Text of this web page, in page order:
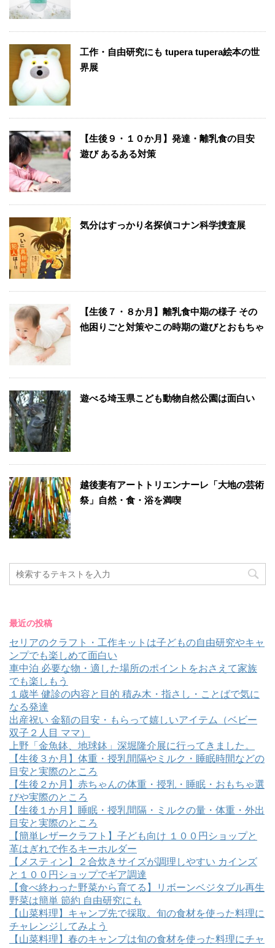
工作・自由研究にも tupera tupera絵本の世
界展
【生後９・１０か月】発達・離乳食の目安
遊び あるある対策
気分はすっかり名探偵コナン科学捜査展
【生後７・８か月】離乳食中期の様子 その
他困りごと対策やこの時期の遊びとおもちゃ
遊べる埼玉県こども動物自然公園は面白い
越後妻有アートトリエンナーレ「大地の芸術
祭」自然・食・浴を満喫
最近の投稿
セリアのクラフト・工作キットは子どもの自由研究やキャ
ンプでも楽しめて面白い
車中泊 必要な物・適した場所のポイントをおさえて家族
でも楽しもう
１歳半 健診の内容と目的 積み木・指さし・ことばで気に
なる発達
出産祝い 金額の目安・もらって嬉しいアイテム（ベビー
双子２人目 ママ）
上野「金魚鉢、地球鉢」深堀隆介展に行ってきました。
【生後３か月】体重・授乳間隔やミルク・睡眠時間などの
目安と実際のところ
【生後２か月】赤ちゃんの体重・授乳・睡眠・おもちゃ選
びや実際のところ
【生後１か月】睡眠・授乳間隔・ミルクの量・体重・外出
目安と実際のところ
【簡単レザークラフト】子ども向け １００円ショップと
革はぎれで作るキーホルダー
【メスティン】２合炊きサイズが調理しやすい カインズ
と１００円ショップでギア調達
【食べ終わった野菜から育てる】リボーンベジタブル再生
野菜は簡単 節約 自由研究にも
【山菜料理】キャンプ先で採取。旬の食材を使った料理に
チャレンジしてみよう
【山菜料理】春のキャンプは旬の食材を使った料理にチャ